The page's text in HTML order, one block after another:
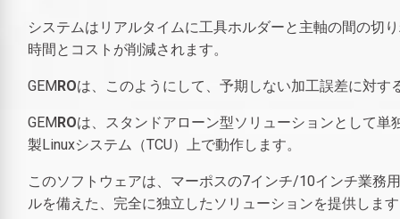
システムはリアルタイムに工具ホルダーと主軸の間の切
時間とコストが削減されます。
GEMROは、このようにして、予期しない加工誤差に対す
GEMROは、スタンドアローン型ソリューションとして
製Linuxシステム（TCU）上で動作します。
このソフトウェアは、マーポスの7インチ/10インチ業務
ルを備えた、完全に独立したソリューションを提供しま